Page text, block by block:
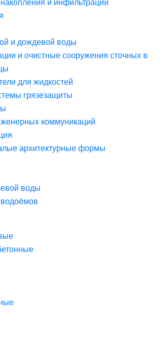
и инфильтрации
и дождевой воды
и очистные сооружения сточных в
для жидкостей
грязезащиты
коммуникаций
архитектурные формы
воды